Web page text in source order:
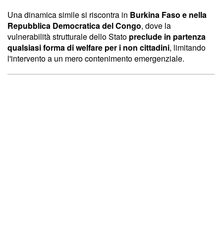
Una dinamica simile si riscontra in Burkina Faso e nella
Repubblica Democratica del Congo, dove la
vulnerabilità strutturale dello Stato preclude in partenza
qualsiasi forma di welfare per i non cittadini, limitando
l'intervento a un mero contenimento emergenziale.